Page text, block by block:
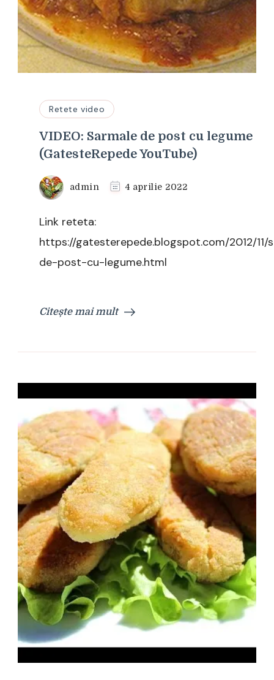
Retete video
VIDEO: Sarmale de post cu legume
(GatesteRepede YouTube)
admin 4 aprilie 2022
Link reteta:
https://gatesterepede.blogspot.com/2012/11/
de-post-cu-legume.html
Citește mai mult